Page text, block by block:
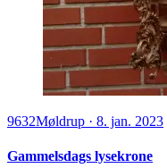
9632Møldrup · 8. jan. 2023
Gammelsdags lysekrone